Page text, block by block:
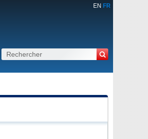
EN FR